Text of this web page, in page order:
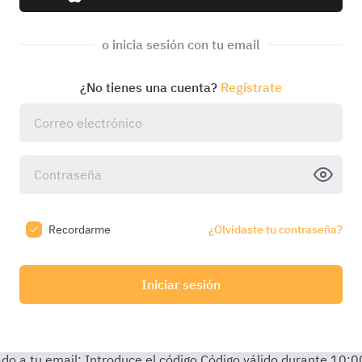
o inicia sesión con tu email
¿No tienes una cuenta? Regístrate
Recordarme ¿Olvidaste tu contraseña?
Iniciar sesión